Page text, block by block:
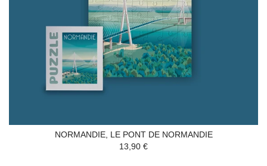
NORMANDIE, LE PONT DE NORMANDIE
13,90 €